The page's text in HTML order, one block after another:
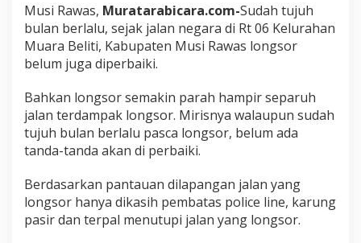
M
u
a
r
a
e
l
i
t
e
l
m
Musi Rawas, Muratarabicara.com-Sudah tujuh
bulan berlalu, sejak jalan negara di Rt 06 Kelurahan
Muara Beliti, Kabupaten Musi Rawas longsor
belum juga diperbaiki.
Bahkan longsor semakin parah hampir separuh
jalan terdampak longsor. Mirisnya walaupun sudah
tujuh bulan berlalu pasca longsor, belum ada
tanda-tanda akan di perbaiki.
Berdasarkan pantauan dilapangan jalan yang
longsor hanya dikasih pembatas police line, karung
pasir dan terpal menutupi jalan yang longsor.